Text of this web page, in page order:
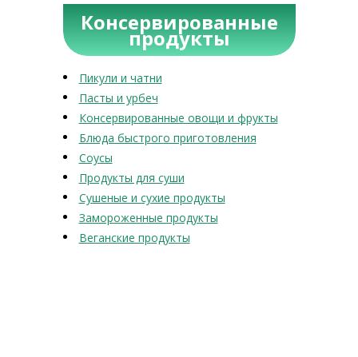
Консервированные
продукты
Пикули и чатни
Пасты и урбеч
Консервированные овощи и фрукты
Блюда быстрого приготовления
Соусы
Продукты для суши
Сушеные и сухие продукты
Замороженные продукты
Веганские продукты